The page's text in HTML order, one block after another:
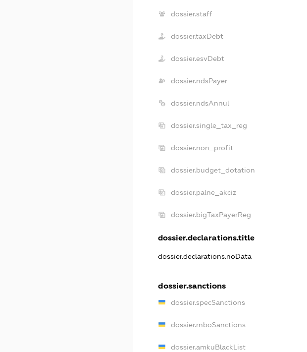
dossier.staff
dossier.taxDebt
dossier.esvDebt
dossier.ndsPayer
dossier.ndsAnnul
dossier.single_tax_reg
dossier.non_profit
dossier.budget_dotation
dossier.palne_akciz
dossier.bigTaxPayerReg
dossier.declarations.title
dossier.declarations.noData
dossier.sanctions
dossier.specSanctions
dossier.rnboSanctions
dossier.amkuBlackList